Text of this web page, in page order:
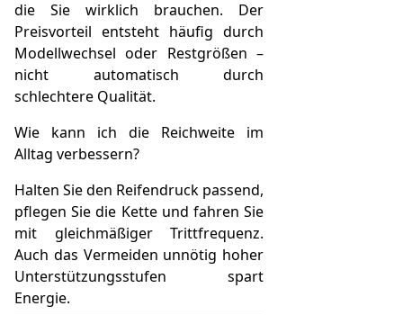
die Sie wirklich brauchen. Der
Preisvorteil entsteht häufig durch
Modellwechsel oder Restgrößen –
nicht automatisch durch
schlechtere Qualität.
Wie kann ich die Reichweite im
Alltag verbessern?
Halten Sie den Reifendruck passend,
pflegen Sie die Kette und fahren Sie
mit gleichmäßiger Trittfrequenz.
Auch das Vermeiden unnötig hoher
Unterstützungsstufen spart
Energie.